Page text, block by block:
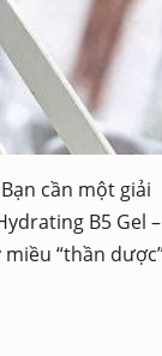
cần một giải
B5 Gel –
“thần